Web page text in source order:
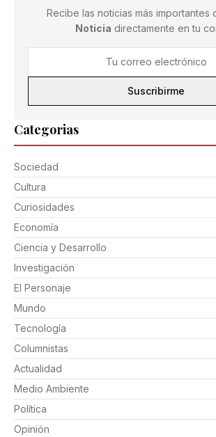
Categorias
Sociedad
Cultura
Curiosidades
Economía
Ciencia y Desarrollo
Investigación
El Personaje
Mundo
Tecnología
Columnistas
Actualidad
Medio Ambiente
Política
Opinión
Recibe las noticias más importantes
Noticia directamente en tu
Suscribirme